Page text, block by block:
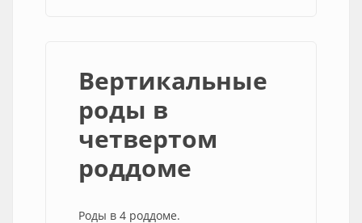
Вертикальные
роды в
четвертом
роддоме
Роды в 4 роддоме.